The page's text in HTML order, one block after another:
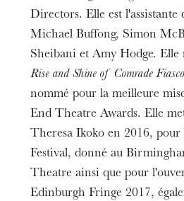
Directors. Elle est l'assistante
Michael Buffong, Simon
Sheibani et Amy Hodge. Elle
Rise and Shine of Comrade Fiasco
nommé pour la meilleure
End Theatre Awards. Elle
Theresa Ikoko en 2016,
Festival, donné au
Theatre ainsi que pour
Edinburgh Fringe 2017,